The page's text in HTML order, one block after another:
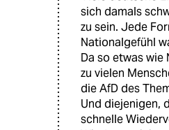
sich damals
zu sein. Jede
Nationalgefühl
Da so etwas
zu vielen
die AfD des
Und diejenigen,
schnelle